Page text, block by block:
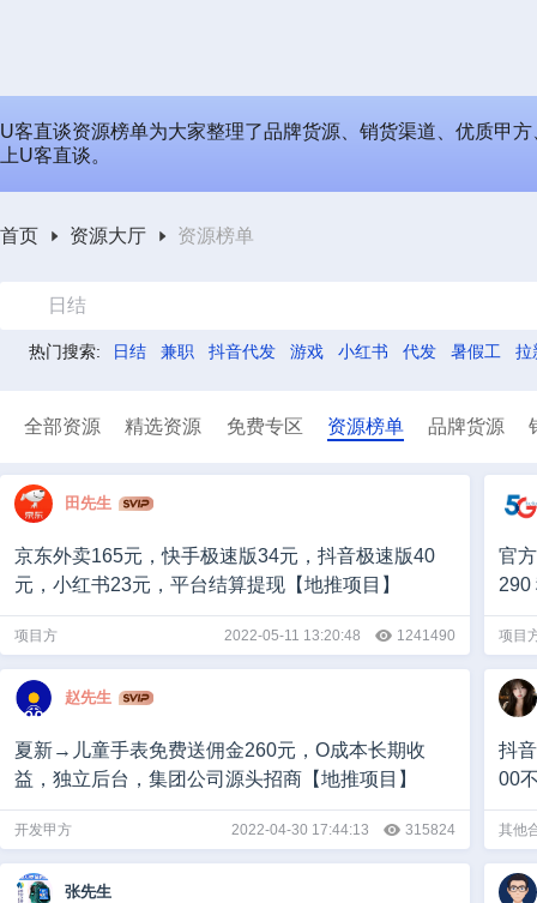
U客直谈资源榜单为大家整理了品牌货源、销货渠道、优质甲
上U客直谈。
首页 资源大厅 资源榜单
日结
热门搜索: 日结 兼职 抖音代发 游戏 小红书 代发 暑假工 拉
全部资源 精选资源 免费专区 资源榜单 品牌货源
田先生
京东外卖165元，快手极速版34元，抖音极速版40
元，小红书23元，平台结算提现【地推项目】
项目方 2022-05-11 13:20:48 1241490
官
290
项目
赵先生
夏新→儿童手表免费送佣金260元，O成本长期收
益，独立后台，集团公司源头招商【地推项目】
开发甲方 2022-04-30 17:44:13 315824
抖
00
其他
张先生